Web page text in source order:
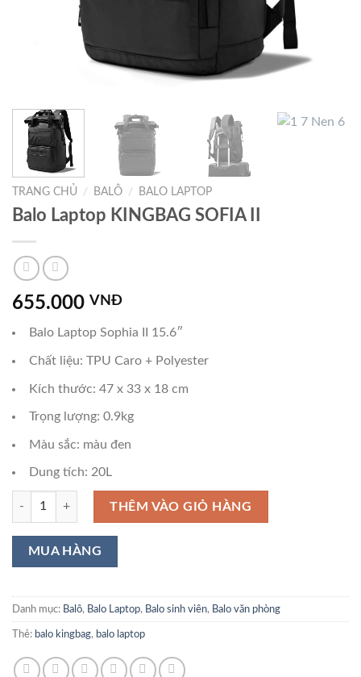
TRANG CHỦ / BALÔ / BALO LAPTOP
Balo Laptop KINGBAG SOFIA II
655.000 VNĐ
Balo Laptop Sophia II 15.6″
Chất liệu: TPU Caro + Polyester
Kích thước: 47 x 33 x 18 cm
Trọng lượng: 0.9kg
Màu sắc: màu đen
Dung tích: 20L
Balo Laptop KINGBAG SOFIA II số lượng
THÊM VÀO GIỎ HÀNG
Danh mục: Balô, Balo Laptop, Balo sinh viên, Balo văn phòng
Thẻ: balo kingbag, balo laptop